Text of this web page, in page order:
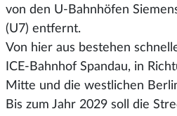
von den U-Bahnhöfen
(U7) entfernt.
Von hier aus bestehen
ICE-Bahnhof Spandau, in
Mitte und die westlichen
Bis zum Jahr 2029 soll die